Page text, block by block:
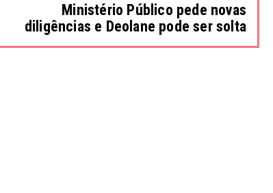
Ministério Público pede novas
diligências e Deolane pode ser solta